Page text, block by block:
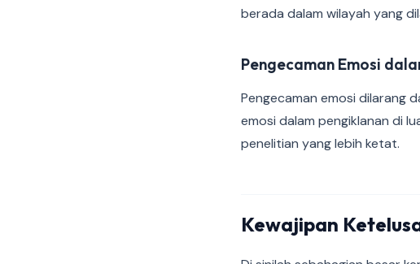
berada dalam wilayah yang
Pengecaman Emosi
Pengecaman emosi dilarang
emosi dalam pengiklanan di
penelitian yang lebih ketat.
Kewajipan